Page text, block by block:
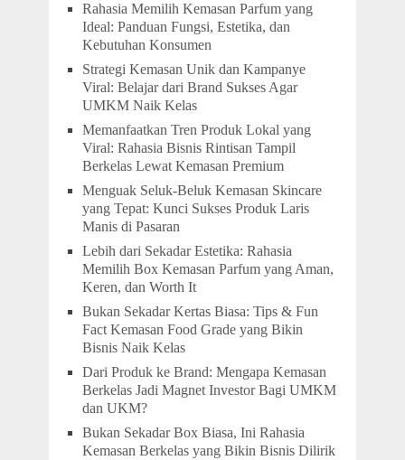
Rahasia Memilih Kemasan Parfum yang
Ideal: Panduan Fungsi, Estetika, dan
Kebutuhan Konsumen
Strategi Kemasan Unik dan Kampanye
Viral: Belajar dari Brand Sukses Agar
UMKM Naik Kelas
Memanfaatkan Tren Produk Lokal yang
Viral: Rahasia Bisnis Rintisan Tampil
Berkelas Lewat Kemasan Premium
Menguak Seluk-Beluk Kemasan Skincare
yang Tepat: Kunci Sukses Produk Laris
Manis di Pasaran
Lebih dari Sekadar Estetika: Rahasia
Memilih Box Kemasan Parfum yang Aman,
Keren, dan Worth It
Bukan Sekadar Kertas Biasa: Tips & Fun
Fact Kemasan Food Grade yang Bikin
Bisnis Naik Kelas
Dari Produk ke Brand: Mengapa Kemasan
Berkelas Jadi Magnet Investor Bagi UMKM
dan UKM?
Bukan Sekadar Box Biasa, Ini Rahasia
Kemasan Berkelas yang Bikin Bisnis Dilirik